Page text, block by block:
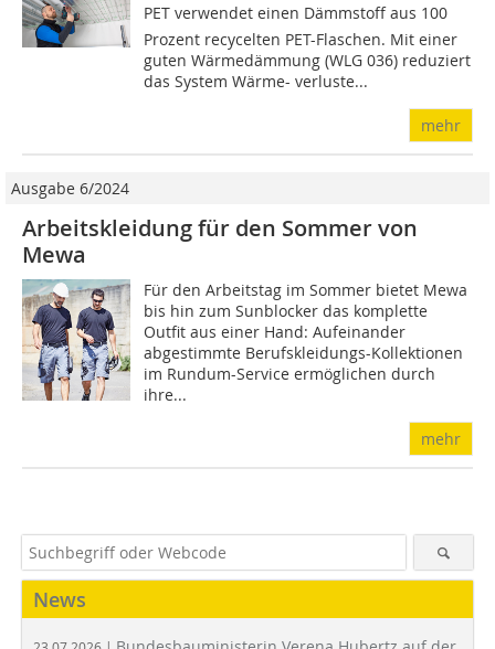
PET verwendet einen Dämmstoff aus 100
Prozent recycelten PET-Flaschen. Mit einer
guten Wärmedämmung (WLG 036) reduziert
das System Wärme­­- verluste...
mehr
Ausgabe 6/2024
Arbeitskleidung für den Sommer von
Mewa
Für den Arbeitstag im Sommer bietet Mewa
bis hin zum Sunblocker das komplette
Outfit aus einer Hand: Aufeinander
abgestimmte Berufskleidungs-Kollektionen
im Rundum-Service ermöglichen durch
ihre...
mehr
News